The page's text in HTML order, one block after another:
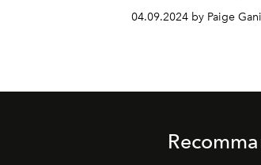
04.09.2024 by Paige